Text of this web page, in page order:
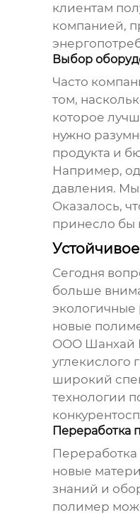
клиентам
компанией,
Выбор
Часто
том,
которое
нужно
продукта и
Например,
давления. Мы
Оказалось,
принесло бы
Сегодня
больше
новые
ООО Шанхай
углекислого
широкий
технологии
Переработка
Переработка
новые
знаний и
полимер